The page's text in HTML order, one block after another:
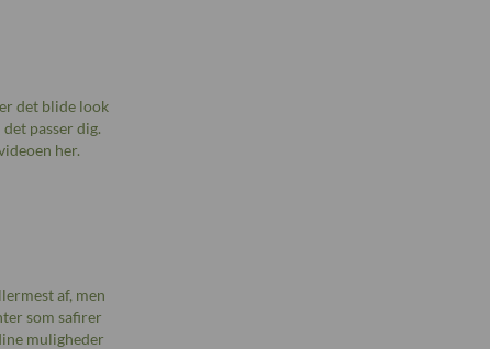
det blide look
passer dig.
her.
af, men
som safirer
muligheder